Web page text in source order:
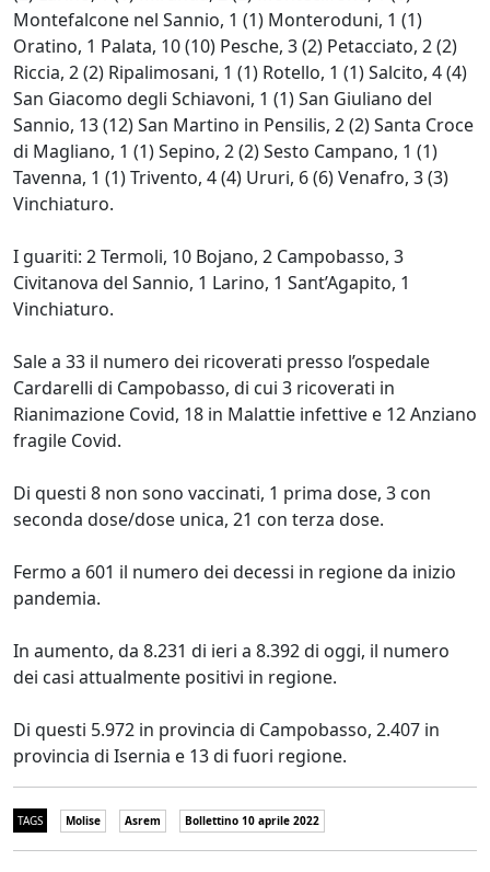
Montefalcone nel Sannio, 1 (1) Monteroduni, 1 (1)
Oratino, 1 Palata, 10 (10) Pesche, 3 (2) Petacciato, 2 (2)
Riccia, 2 (2) Ripalimosani, 1 (1) Rotello, 1 (1) Salcito, 4 (4)
San Giacomo degli Schiavoni, 1 (1) San Giuliano del
Sannio, 13 (12) San Martino in Pensilis, 2 (2) Santa Croce
di Magliano, 1 (1) Sepino, 2 (2) Sesto Campano, 1 (1)
Tavenna, 1 (1) Trivento, 4 (4) Ururi, 6 (6) Venafro, 3 (3)
Vinchiaturo.
I guariti: 2 Termoli, 10 Bojano, 2 Campobasso, 3
Civitanova del Sannio, 1 Larino, 1 Sant’Agapito, 1
Vinchiaturo.
Sale a 33 il numero dei ricoverati presso l’ospedale
Cardarelli di Campobasso, di cui 3 ricoverati in
Rianimazione Covid, 18 in Malattie infettive e 12 Anziano
fragile Covid.
Di questi 8 non sono vaccinati, 1 prima dose, 3 con
seconda dose/dose unica, 21 con terza dose.
Fermo a 601 il numero dei decessi in regione da inizio
pandemia.
In aumento, da 8.231 di ieri a 8.392 di oggi, il numero
dei casi attualmente positivi in regione.
Di questi 5.972 in provincia di Campobasso, 2.407 in
provincia di Isernia e 13 di fuori regione.
TAGS Molise Asrem Bollettino 10 aprile 2022